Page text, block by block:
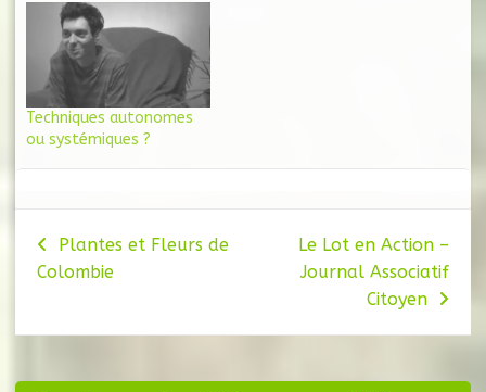
Techniques autonomes
ou systémiques ?
Navigation
de
Plantes et Fleurs de
Colombie
Le Lot en Action –
Journal Associatif
Citoyen